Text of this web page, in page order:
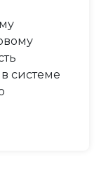
системе